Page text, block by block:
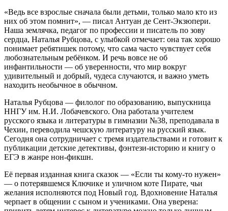
«Ведь все взрослые сначала были детьми, только мало кто из
них об этом помнит», — писал Антуан де Сент-Экзюпери.
Наша землячка, педагог по профессии и писатель по зову
сердца, Наталья Рубцова, с улыбкой отмечает: она так хорошо
понимает ребятишек потому, что сама часто чувствует себя
любознательным ребёнком. И речь вовсе не об
инфантильности — об уверенности, что мир вокруг
удивительный и добрый, чудеса случаются, и важно уметь
находить необычное в обычном.
Наталья Рубцова — филолог по образованию, выпускница
ННГУ им. Н.И. Лобачевского. Она работала учителем
русского языка и литературы в гимназии №38, преподавала в
Чехии, переводила чешскую литературу на русский язык.
Сегодня она сотрудничает с тремя издательствами и готовит к
публикации детские детективы, фэнтези-историю и книгу о
ЕГЭ в жанре нон-фикшн.
Её первая изданная книга сказок — «Если ты кому-то нужен»
— о потерявшемся Ключике и уличном коте Пирате, чьи
желания исполняются под Новый год. Вдохновение Наталья
черпает в общении с сыном и учениками. Она уверена: